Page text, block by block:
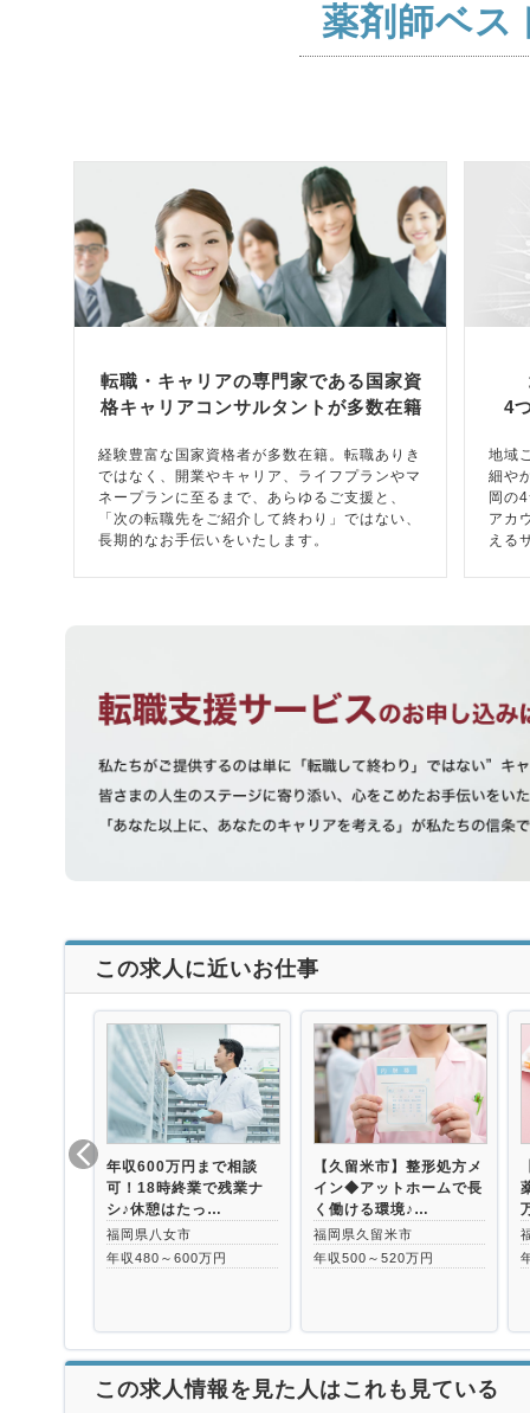
薬剤師ベス
転職・キャリアの専門家である国家資
格キャリアコンサルタントが多数在籍
経験豊富な国家資格者が多数在籍。転職ありき
ではなく、開業やキャリア、ライフプランやマ
ネープランに至るまで、あらゆるご支援と、
「次の転職先をご紹介して終わり」ではない、
長期的なお手伝いをいたします。
4
地域
細や
岡の
アカ
える
この求人に近いお仕事
年収600万円まで相談
可！18時終業で残業ナ
シ♪休憩はたっ…
福岡県八女市
年収480～600万円
【久留米市】整形処方メ
イン◆アットホームで長
く働ける環境♪…
福岡県久留米市
年収500～520万円
この求人情報を見た人はこれも見ている